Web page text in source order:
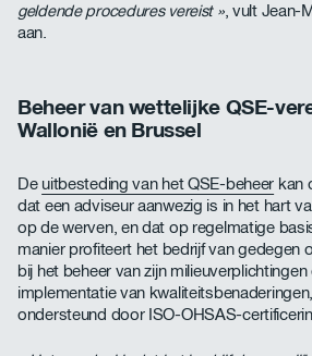
geldende procedures vereist », vult Jean-
aan.
Beheer van wettelijke QSE-
Wallonië en Brussel
De uitbesteding van het QSE-beheer kan
dat een adviseur aanwezig is in het hart
op de werven, en dat op regelmatige
manier profiteert het bedrijf van gedegen
bij het beheer van zijn milieuverplichtingen
implementatie van
ondersteund door ISO-OHSAS-